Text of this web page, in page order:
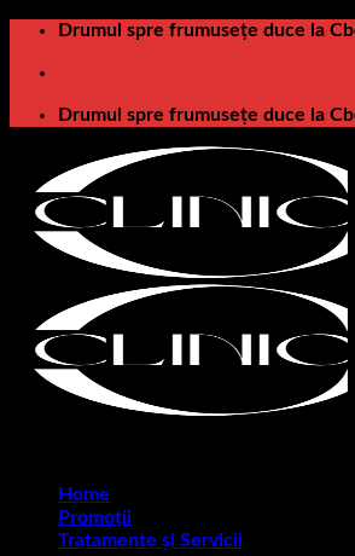
Skip
content
Drumul spre frumusețe duce la
Drumul spre frumusețe duce la
Home
Promoții
Tratamente și Servicii